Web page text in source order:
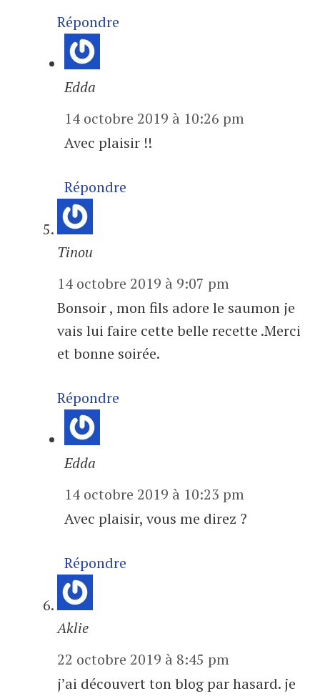
Répondre
Edda
14 octobre 2019 à 10:26 pm
Avec plaisir !!
Répondre
Tinou
14 octobre 2019 à 9:07 pm
Bonsoir , mon fils adore le saumon je
vais lui faire cette belle recette .Merci
et bonne soirée.
Répondre
Edda
14 octobre 2019 à 10:23 pm
Avec plaisir, vous me direz ?
Répondre
Aklie
22 octobre 2019 à 8:45 pm
j’ai découvert ton blog par hasard. je